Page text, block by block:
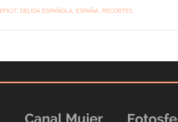
, DEUDA ESPAÑOLA, ESPAÑA, RECORTES